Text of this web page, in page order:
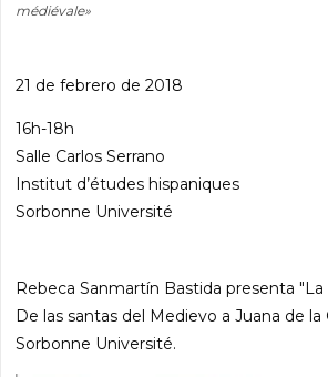
médiévale»
21 de febrero de 2018
16h-18h
Salle Carlos Serrano
Institut d’études hispaniques
Sorbonne Université
Rebeca Sanmartín Bastida presenta "La
De las santas del Medievo a Juana de la
Sorbonne Université.